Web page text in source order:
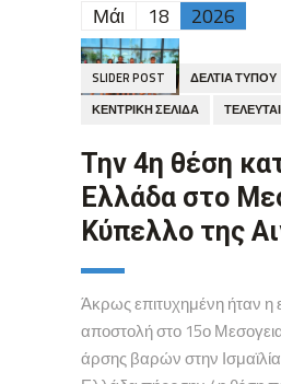
Μάι 18 2026
SLIDER POST
ΔΕΛΤΊΑ ΤΎΠΟΥ
ΚΕΝΤΡΙΚΉ ΣΕΛΊΔΑ
Την 4η θέση
Ελλάδα στο
Κύπελλο της
Άκρως επιτυχημένη ήταν η
αποστολή στο 15ο
άρσης βαρών στην